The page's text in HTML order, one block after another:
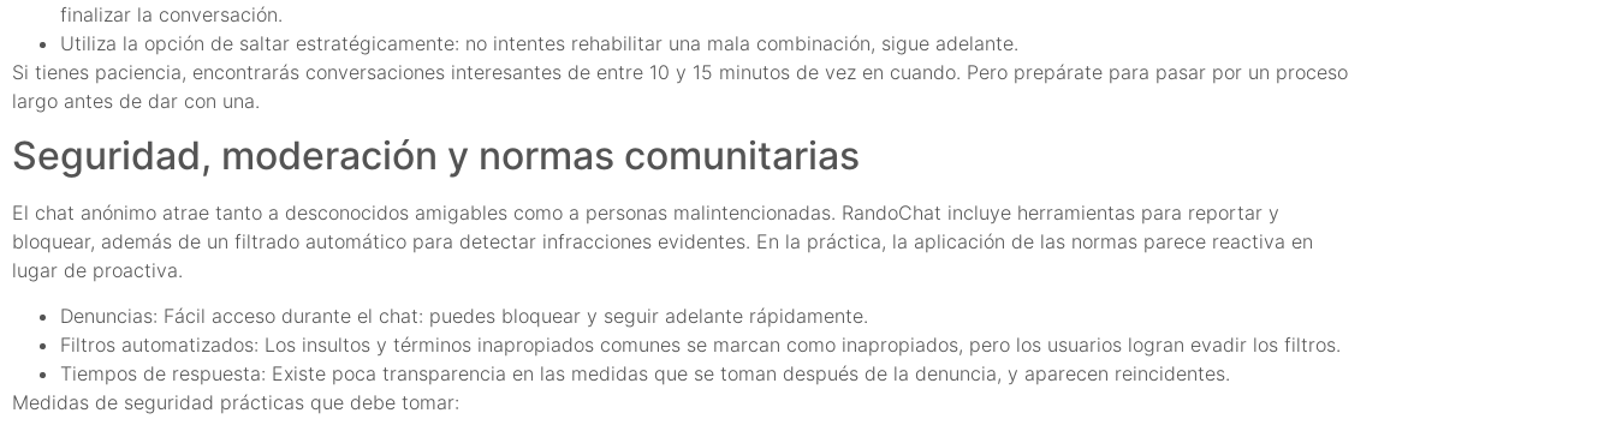
finalizar la conversación.
Utiliza la opción de saltar estratégicamente: no intentes rehabilitar una mala combinación, sigue adelante.
Si tienes paciencia, encontrarás conversaciones interesantes de entre 10 y 15 minutos de vez en cuando. Pero prepárate para pasar por un proceso
largo antes de dar con una.
Seguridad, moderación y normas comunitarias
El chat anónimo atrae tanto a desconocidos amigables como a personas malintencionadas. RandoChat incluye herramientas para reportar y
bloquear, además de un filtrado automático para detectar infracciones evidentes. En la práctica, la aplicación de las normas parece reactiva en
lugar de proactiva.
Denuncias: Fácil acceso durante el chat: puedes bloquear y seguir adelante rápidamente.
Filtros automatizados: Los insultos y términos inapropiados comunes se marcan como inapropiados, pero los usuarios logran evadir los filtros.
Tiempos de respuesta: Existe poca transparencia en las medidas que se toman después de la denuncia, y aparecen reincidentes.
Medidas de seguridad prácticas que debe tomar: